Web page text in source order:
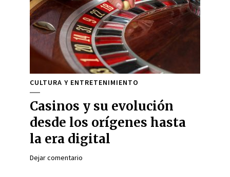
CULTURA Y ENTRETENIMIENTO
Casinos y su evolución
desde los orígenes hasta
la era digital
Dejar comentario